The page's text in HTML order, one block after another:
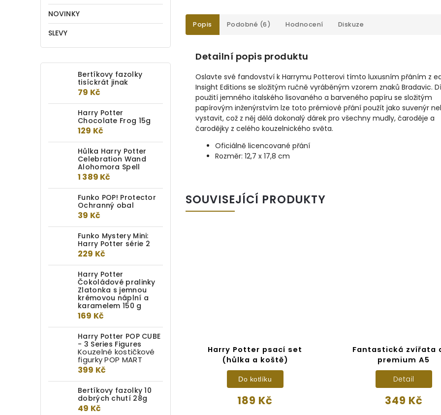
NOVINKY
SLEVY
Bertíkovy fazolky
tisíckrát jinak
79 Kč
Harry Potter
Chocolate Frog 15g
129 Kč
Hůlka Harry Potter
Celebration Wand
Alohomora Spell
1 389 Kč
Funko POP! Protector
Ochranný obal
39 Kč
Funko Mystery Mini:
Harry Potter série 2
229 Kč
Harry Potter
Čokoládové pralinky
Zlatonka s jemnou
krémovou náplní a
karamelem 150 g
169 Kč
Harry Potter POP CUBE
- 3 Series Figures
Kouzelné kostičkové
figurky POP MART
399 Kč
Bertíkovy fazolky 10
dobrých chutí 28g
49 Kč
Popis Podobné (6) Hodnocení Diskuze
Detailní popis produktu
Oslavte své fandovství k Harrymu Potterovi tímto luxusním přáním z
Insight Editions se složitým ručně vyráběným vzorem znaků Bradavic.
použití jemného italského lisovaného a barveného papíru se složitým
papírovým inženýrstvím lze toto prémiové přání použít jako suvenýr
vystavit, což z něj dělá dokonalý dárek pro všechny mudly, čaroděje a
čarodějky z celého kouzelnického světa.
Oficiálně licencované přání
Rozměr: 12,7 x 17,8 cm
SOUVISEJÍCÍ PRODUKTY
Pero Harry Potter -
Brumbálova bezová hůlka
499 Kč
Detail
Harry Potter psací set
(hůlka a koště)
189 Kč
Do kotlíku
Fantastická zvířata
premium A5
349 Kč
Detail